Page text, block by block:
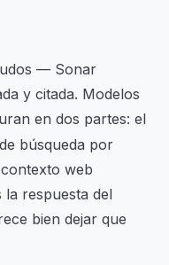
— Sonar
y citada. Modelos
en dos partes: el
búsqueda por
web
la respuesta del
bien dejar que